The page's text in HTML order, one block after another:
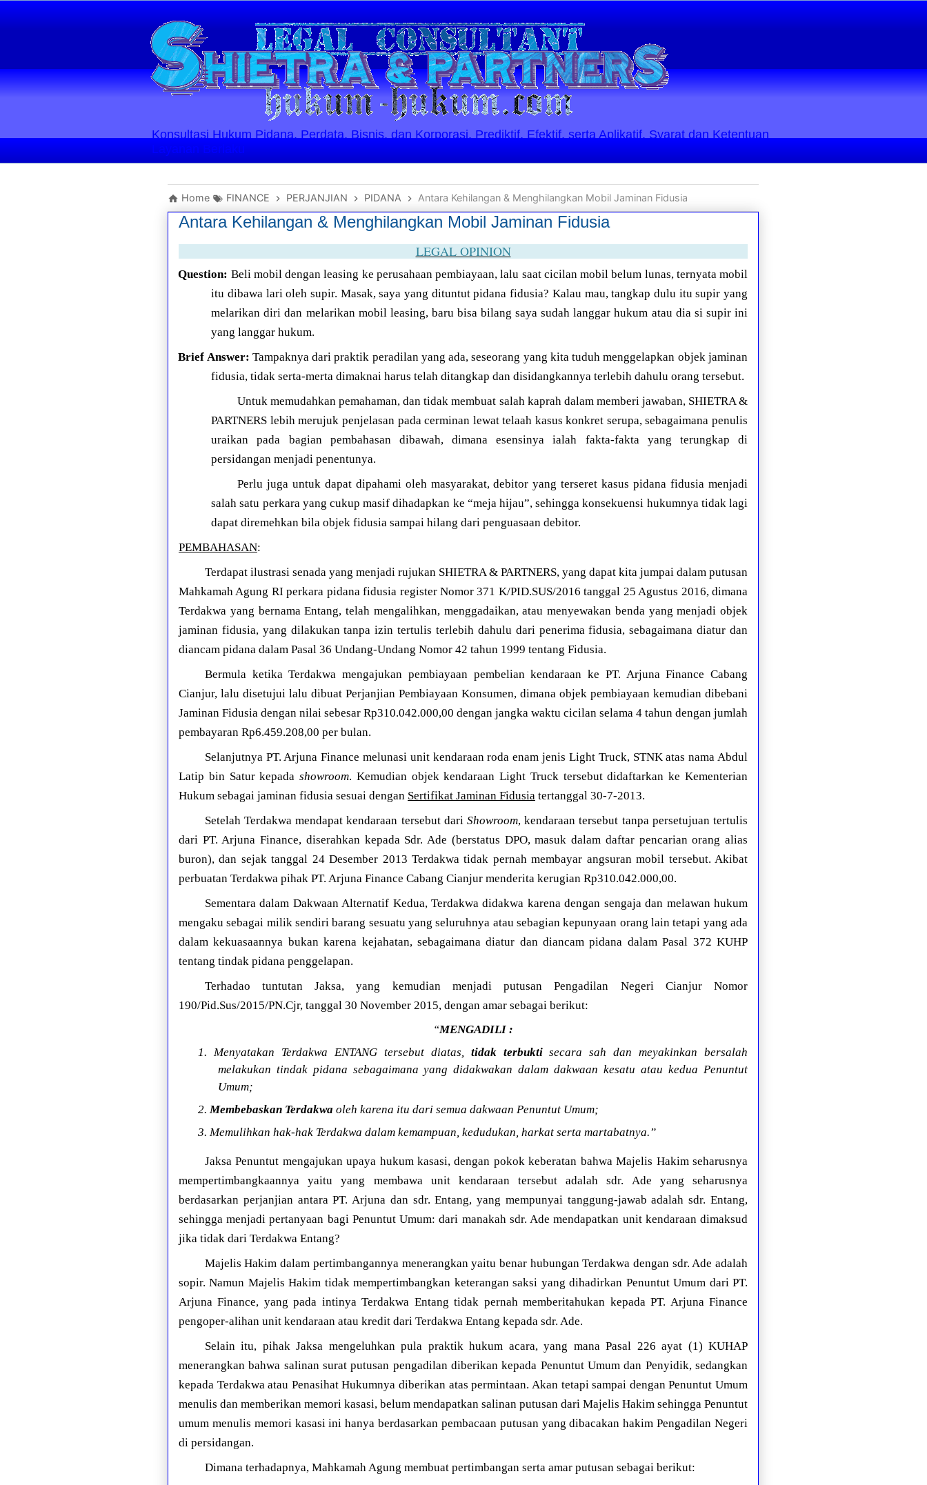
Konsultasi Hukum Pidana, Perdata, Bisnis, dan Korporasi. Prediktif, Efektif, serta Aplikatif. Syarat dan Ketentuan
Layanan Berlaku
Home FINANCE PERJANJIAN PIDANA Antara Kehilangan & Menghilangkan Mobil Jaminan Fidusia
Antara Kehilangan & Menghilangkan Mobil Jaminan Fidusia
LEGAL OPINION
Question: Beli mobil dengan leasing ke perusahaan pembiayaan, lalu saat cicilan mobil belum lunas, ternyata mobil
itu dibawa lari oleh supir. Masak, saya yang dituntut pidana fidusia? Kalau mau, tangkap dulu itu supir yang
melarikan diri dan melarikan mobil leasing, baru bisa bilang saya sudah langgar hukum atau dia si supir ini
yang langgar hukum.
Brief Answer: Tampaknya dari praktik peradilan yang ada, seseorang yang kita tuduh menggelapkan objek jaminan
fidusia, tidak serta-merta dimaknai harus telah ditangkap dan disidangkannya terlebih dahulu orang tersebut.
Untuk memudahkan pemahaman, dan tidak membuat salah kaprah dalam memberi jawaban, SHIETRA &
PARTNERS lebih merujuk penjelasan pada cerminan lewat telaah kasus konkret serupa, sebagaimana penulis
uraikan pada bagian pembahasan dibawah, dimana esensinya ialah fakta-fakta yang terungkap di
persidangan menjadi penentunya.
Perlu juga untuk dapat dipahami oleh masyarakat, debitor yang terseret kasus pidana fidusia menjadi
salah satu perkara yang cukup masif dihadapkan ke “meja hijau”, sehingga konsekuensi hukumnya tidak lagi
dapat diremehkan bila objek fidusia sampai hilang dari penguasaan debitor.
PEMBAHASAN:
Terdapat ilustrasi senada yang menjadi rujukan SHIETRA & PARTNERS, yang dapat kita jumpai dalam putusan
Mahkamah Agung RI perkara pidana fidusia register Nomor 371 K/PID.SUS/2016 tanggal 25 Agustus 2016, dimana
Terdakwa yang bernama Entang, telah mengalihkan, menggadaikan, atau menyewakan benda yang menjadi objek
jaminan fidusia, yang dilakukan tanpa izin tertulis terlebih dahulu dari penerima fidusia, sebagaimana diatur dan
diancam pidana dalam Pasal 36 Undang-Undang Nomor 42 tahun 1999 tentang Fidusia.
Bermula ketika Terdakwa mengajukan pembiayaan pembelian kendaraan ke PT. Arjuna Finance Cabang
Cianjur, lalu disetujui lalu dibuat Perjanjian Pembiayaan Konsumen, dimana objek pembiayaan kemudian dibebani
Jaminan Fidusia dengan nilai sebesar Rp310.042.000,00 dengan jangka waktu cicilan selama 4 tahun dengan jumlah
pembayaran Rp6.459.208,00 per bulan.
Selanjutnya PT. Arjuna Finance melunasi unit kendaraan roda enam jenis Light Truck, STNK atas nama Abdul
Latip bin Satur kepadashowroom. Kemudian objek kendaraan Light Truck tersebut didaftarkan ke Kementerian
Hukum sebagai jaminan fidusia sesuai dengan Sertifikat Jaminan Fidusia tertanggal 30-7-2013.
Setelah Terdakwa mendapat kendaraan tersebut dari Showroom, kendaraan tersebut tanpa persetujuan tertulis
dari PT. Arjuna Finance, diserahkan kepada Sdr. Ade (berstatus DPO, masuk dalam daftar pencarian orang alias
buron), dan sejak tanggal 24 Desember 2013 Terdakwa tidak pernah membayar angsuran mobil tersebut. Akibat
perbuatan Terdakwa pihak PT. Arjuna Finance Cabang Cianjur menderita kerugian Rp310.042.000,00.
Sementara dalam Dakwaan Alternatif Kedua, Terdakwa didakwa karena dengan sengaja dan melawan hukum
mengaku sebagai milik sendiri barang sesuatu yang seluruhnya atau sebagian kepunyaan orang lain tetapi yang ada
dalam kekuasaannya bukan karena kejahatan, sebagaimana diatur dan diancam pidana dalam Pasal 372 KUHP
tentang tindak pidana penggelapan.
Terhadao tuntutan Jaksa, yang kemudian menjadi putusan Pengadilan Negeri Cianjur Nomor
190/Pid.Sus/2015/PN.Cjr, tanggal 30 November 2015, dengan amar sebagai berikut:
“MENGADILI :
1. Menyatakan Terdakwa ENTANG tersebut diatas, tidak terbuktisecara sah dan meyakinkan bersalah
melakukan tindak pidana sebagaimana yang didakwakan dalam dakwaan kesatu atau kedua Penuntut
Umum;
2.Membebaskan Terdakwa oleh karena itu dari semua dakwaan Penuntut Umum;
3. Memulihkan hak-hak Terdakwa dalam kemampuan, kedudukan, harkat serta martabatnya.”
Jaksa Penuntut mengajukan upaya hukum kasasi, dengan pokok keberatan bahwa Majelis Hakim seharusnya
mempertimbangkaannya yaitu yang membawa unit kendaraan tersebut adalah sdr. Ade yang seharusnya
berdasarkan perjanjian antara PT. Arjuna dan sdr. Entang, yang mempunyai tanggung-jawab adalah sdr. Entang,
sehingga menjadi pertanyaan bagi Penuntut Umum: dari manakah sdr. Ade mendapatkan unit kendaraan dimaksud
jika tidak dari Terdakwa Entang?
Majelis Hakim dalam pertimbangannya menerangkan yaitu benar hubungan Terdakwa dengan sdr. Ade adalah
sopir. Namun Majelis Hakim tidak mempertimbangkan keterangan saksi yang dihadirkan Penuntut Umum dari PT.
Arjuna Finance, yang pada intinya Terdakwa Entang tidak pernah memberitahukan kepada PT. Arjuna Finance
pengoper-alihan unit kendaraan atau kredit dari Terdakwa Entang kepada sdr. Ade.
Selain itu, pihak Jaksa mengeluhkan pula praktik hukum acara, yang mana Pasal 226 ayat (1) KUHAP
menerangkan bahwa salinan surat putusan pengadilan diberikan kepada Penuntut Umum dan Penyidik, sedangkan
kepada Terdakwa atau Penasihat Hukumnya diberikan atas permintaan. Akan tetapi sampai dengan Penuntut Umum
menulis dan memberikan memori kasasi, belum mendapatkan salinan putusan dari Majelis Hakim sehingga Penuntut
umum menulis memori kasasi ini hanya berdasarkan pembacaan putusan yang dibacakan hakim Pengadilan Negeri
di persidangan.
Dimana terhadapnya, Mahkamah Agung membuat pertimbangan serta amar putusan sebagai berikut: